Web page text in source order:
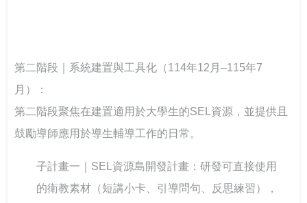
第二階段｜系統建置與工具化（114年12月–115年7
月）：
第二階段聚焦在建置適用於大學生的SEL資源，並提供且
鼓勵導師應用於導生輔導工作的日常。
子計畫一｜SEL資源島開發計畫：研發可直接使用
的衛教素材（短講小卡、引導問句、反思練習），